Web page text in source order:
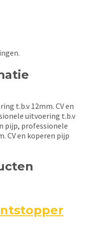
t.b.v 12mm. CV en
uitvoering t.b.v
pijp, professionele
CV en koperen pijp